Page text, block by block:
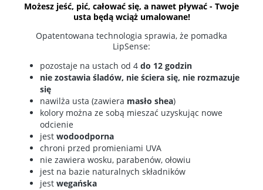
Możesz jeść, pić, całować się, a nawet pływać - Twoje
usta będą wciąż umalowane!
Opatentowana technologia sprawia, że pomadka
LipSense:
pozostaje na ustach od 4 do 12 godzin
nie zostawia śladów, nie ściera się, nie rozmazuje
się
nawilża usta (zawiera masło shea)
kolory można ze sobą mieszać uzyskując nowe
odcienie
jest wodoodporna
chroni przed promieniami UVA
nie zawiera wosku, parabenów, ołowiu
jest na bazie naturalnych składników
jest wegańska